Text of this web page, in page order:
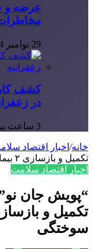
عرضه و
29 نوامبر 2024
کشف
در
3 ساعت پیش
خانه/ اخبار اقتصاد
تکمیل و بازسازی ۲ بیمارستان سوانح سوختگی
اخبار اقتصاد سلامت
“پویش جان
سوختگی